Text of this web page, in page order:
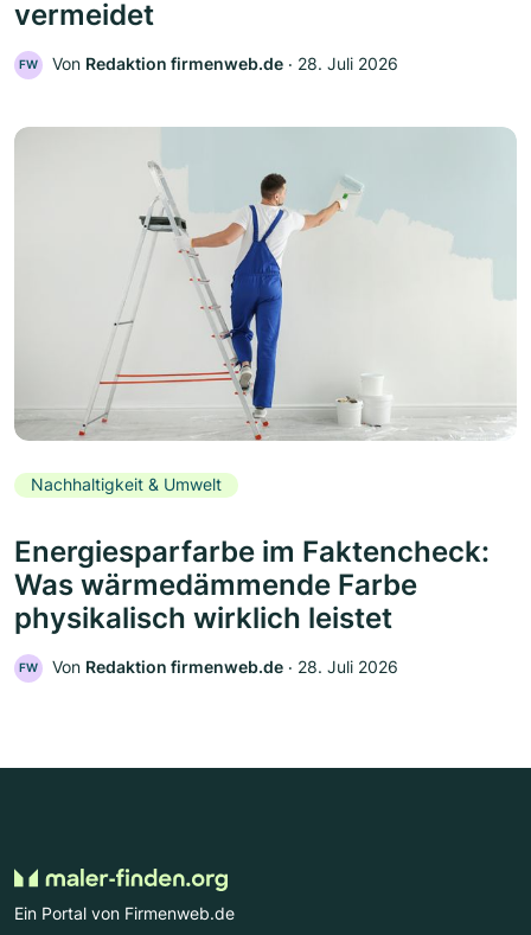
vermeidet
FW Von Redaktion firmenweb.de ‧ 28. Juli 2026
Nachhaltigkeit & Umwelt
Energiesparfarbe im Faktencheck:
Was wärmedämmende Farbe
physikalisch wirklich leistet
FW Von Redaktion firmenweb.de ‧ 28. Juli 2026
Ein Portal von Firmenweb.de